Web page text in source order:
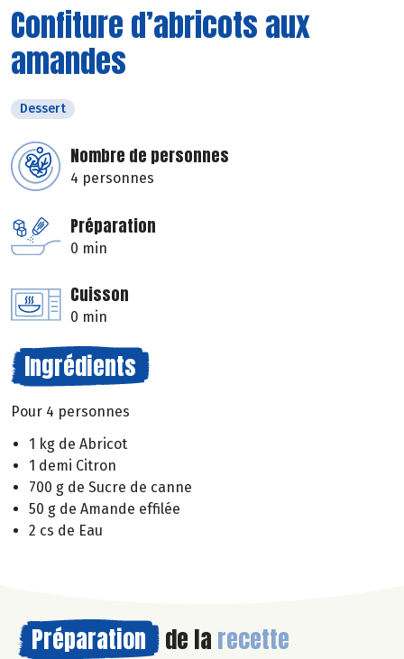
Confiture d’abricots aux
amandes
Dessert
Nombre de personnes
4 personnes
Préparation
0 min
Cuisson
0 min
Ingrédients
Pour 4 personnes
1 kg de Abricot
1 demi Citron
700 g de Sucre de canne
50 g de Amande effilée
2 cs de Eau
Préparation de la recette